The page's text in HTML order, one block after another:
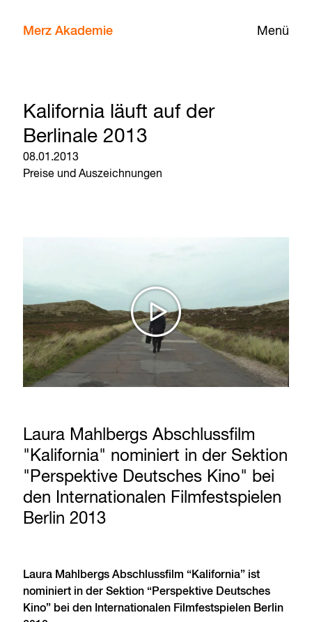
Menü
Merz Akademie
Kalifornia läuft auf der
Berlinale 2013
08.01.2013
Preise und Auszeichnungen
Laura Mahlbergs Abschlussfilm
"Kalifornia" nominiert in der Sektion
"Perspektive Deutsches Kino" bei
den Internationalen Filmfestspielen
Berlin 2013
Laura Mahlbergs Abschlussfilm “Kalifornia” ist
nominiert in der Sektion “Perspektive Deutsches
Kino” bei den Internationalen Filmfestspielen Berlin